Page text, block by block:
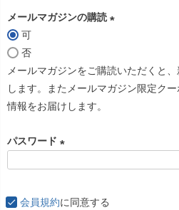
メールマガジンの購読
須
)
可
否
メールマガジンをご購読いただくと
します。またメールマガジン限定ク
情報をお届けします。
パスワード
須
会員規約に同意する